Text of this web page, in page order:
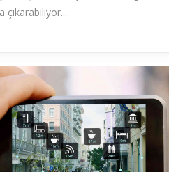
çıkarabiliyor....